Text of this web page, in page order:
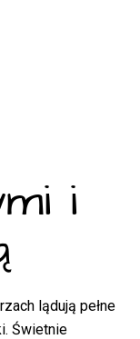
i
lądują pełne
Świetnie